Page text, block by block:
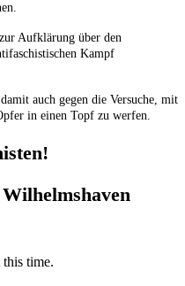
Aufklärung über den
Kampf
auch gegen die Versuche, mit
in einen Topf zu werfen.
time.